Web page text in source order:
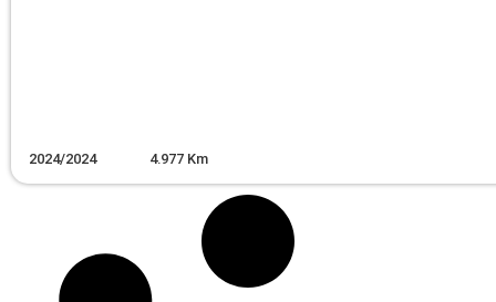
2024/2024 4.977 Km